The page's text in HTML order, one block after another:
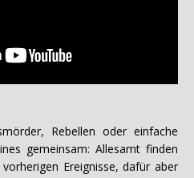
Rebellen oder einfache
gemeinsam: Allesamt finden
Ereignisse, dafür aber